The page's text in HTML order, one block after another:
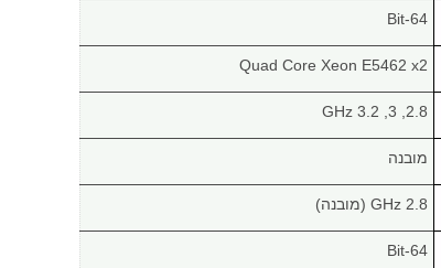
64-Bit
Quad Core Xeon E5462 x2
2.8, 3, 3.2 GHz
מובנה
2.8 GHz (מובנה)
64-Bit